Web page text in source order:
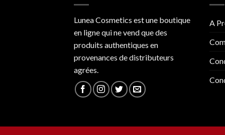
Lunea Cosmetics est une boutique
en ligne qui ne vend que des
produits authentiques en
provenances de distributeurs
agrées.
A